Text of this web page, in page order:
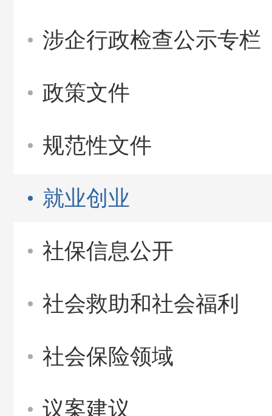
涉企行政检查公示专栏
政策文件
规范性文件
就业创业
社保信息公开
社会救助和社会福利
社会保险领域
议案建议